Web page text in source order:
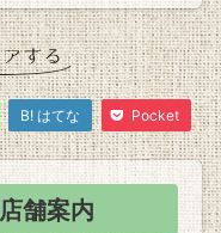
B! はてな Pocket
店舗案内